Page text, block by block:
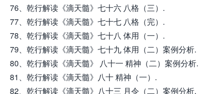
76、乾行解读《滴天髓》七十六 八格（三）.
77、乾行解读《滴天髓》七十七 八格（完）.
78、乾行解读《滴天髓》七十八 体用（一）.
79、乾行解读《滴天髓》七十九 体用（二）案例分析.
80、乾行解读《滴天髓》 八十一 精神（二）案例分析.
81、乾行解读《滴天髓》八十 精神（一）.
82、乾行解读《滴天髓》八十三 月令（二）案例分析.